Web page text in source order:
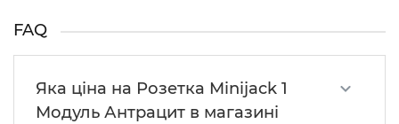
FAQ
Яка ціна на Розетка Minijack 1
Модуль Антрацит в магазині